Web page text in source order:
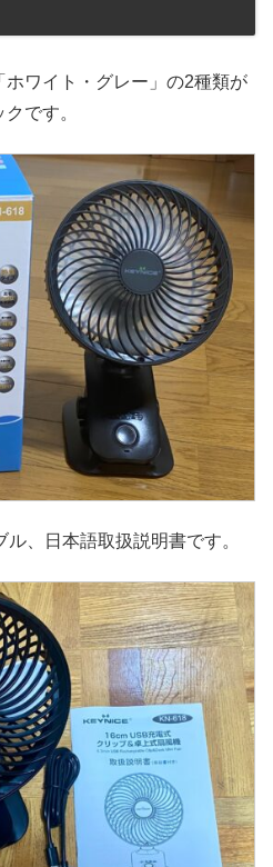
ワイト・グレー」の2種類が
です。
、日本語取扱説明書です。